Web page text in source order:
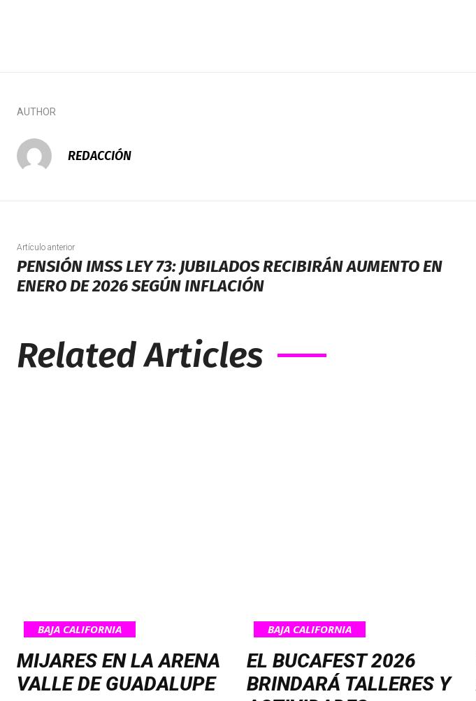
AUTHOR
REDACCIÓN
Artículo anterior
PENSIÓN IMSS LEY 73: JUBILADOS RECIBIRÁN AUMENTO EN
ENERO DE 2026 SEGÚN INFLACIÓN
Related Articles
BAJA CALIFORNIA
MIJARES EN LA ARENA
VALLE DE GUADALUPE
BAJA CALIFORNIA
EL BUCAFEST 2026
BRINDARÁ TALLERES Y